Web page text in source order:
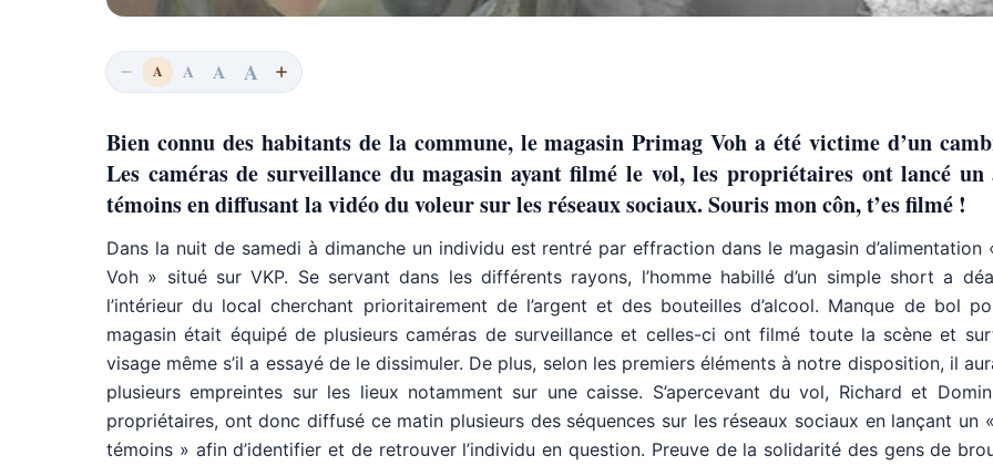
A A A A
Bien connu des habitants de la commune, le magasin Primag Voh a été victime d’un
Les caméras de surveillance du magasin ayant filmé le vol, les propriétaires ont lancé un
témoins en diffusant la vidéo du voleur sur les réseaux sociaux. Souris mon côn, t’es filmé !
Dans la nuit de samedi à dimanche un individu est rentré par effraction dans le magasin d’alimentation
Voh » situé sur VKP. Se servant dans les différents rayons, l’homme habillé d’un simple short a
l’intérieur du local cherchant prioritairement de l’argent et des bouteilles d’alcool. Manque de bol
magasin était équipé de plusieurs caméras de surveillance et celles-ci ont filmé toute la scène et
visage même s’il a essayé de le dissimuler. De plus, selon les premiers éléments à notre disposition, il
plusieurs empreintes sur les lieux notamment sur une caisse. S’apercevant du vol, Richard et
propriétaires, ont donc diffusé ce matin plusieurs des séquences sur les réseaux sociaux en lançant un
témoins » afin d’identifier et de retrouver l’individu en question. Preuve de la solidarité des gens de